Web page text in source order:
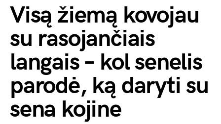
Visą žiemą kovojau
su rasojančiais
langais – kol senelis
parodė, ką daryti su
sena kojine